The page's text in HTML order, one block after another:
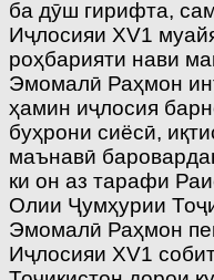
ба дӯш гирифта,
Иҷлосияи ХV1
роҳбарияти нави
Эмомалӣ Раҳмон
ҳамин иҷлосия
буҳрони сиёсӣ,
маънавӣ
ки он аз тарафи
Олии Ҷумҳурии
Эмомалӣ Раҳмон
Иҷлосияи ХV1